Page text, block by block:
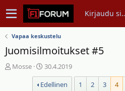
Vapaa keskustelu
Juomisilmoitukset #5
V
Mosse
A
l
o
30.4.2019
Edellinen
1 2 3 4